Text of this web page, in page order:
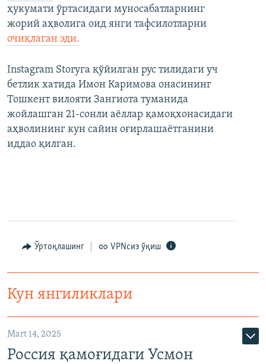
ҳукумати ўртасидаги муносабатларнинг
жорий аҳволига оид янги тафсилотларни
очиқлаган эди.
Instagram Storyга қўйилган рус тилидаги уч
бетлик хатида Имон Каримова онасининг
Тошкент вилояти Зангиота туманида
жойлашган 21-сонли аëллар қамоқхонасидаги
аҳволининг кун сайин оғирлашаëтганини
иддао қилган.
Ўртоқлашинг VPNсиз ўқиш
Кун янгиликлари
Mart 14, 2025
Россия қамоғидаги Усмон